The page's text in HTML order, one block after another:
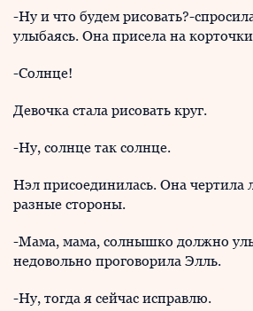
-Ну и что будем рисовать?-
улыбаясь. Она присела на
-Солнце!
Девочка стала рисовать круг.
-Ну, солнце так солнце.
Нэл присоединилась. Она чертила
разные стороны.
-Мама, мама, солнышко должно
недовольно проговорила Элль.
-Ну, тогда я сейчас исправлю.